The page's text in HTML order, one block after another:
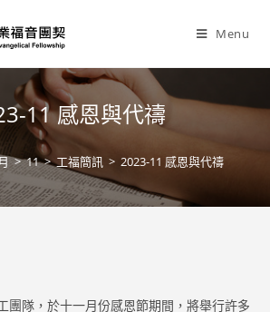
Menu
11 感恩與代禱
> 11 > 工福簡訊 > 2023-11 感恩與代禱
團隊，於十一月份感恩節期間，將舉行許多